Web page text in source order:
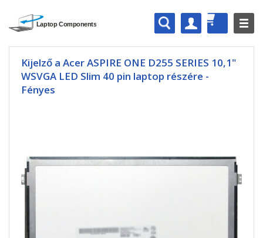
Kijelző a Acer ASPIRE ONE D255 SERIES 10,1"
WSVGA LED Slim 40 pin laptop részére -
Fényes